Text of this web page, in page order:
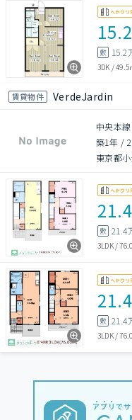
15.2
敷 15.2
3DK /49.5
賃貸物件 VerdeJardin
中央本
築1年 /
東京都
21.4
敷 21.4
3LDK/
21.4
敷 21.4
3LDK/